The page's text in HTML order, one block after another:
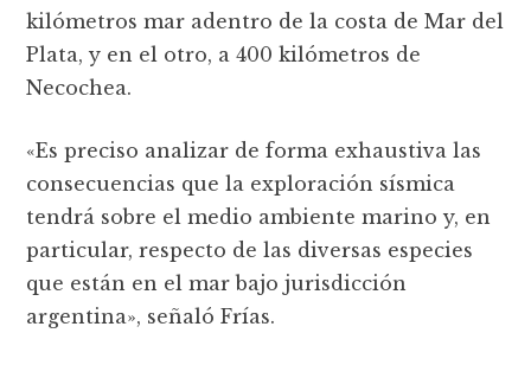
kilómetros mar adentro de la costa de Mar del
Plata, y en el otro, a 400 kilómetros de
Necochea.
«Es preciso analizar de forma exhaustiva las
consecuencias que la exploración sísmica
tendrá sobre el medio ambiente marino y, en
particular, respecto de las diversas especies
que están en el mar bajo jurisdicción
argentina», señaló Frías.